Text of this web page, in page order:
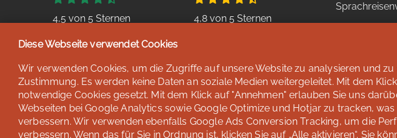
4,5 von 5 Sternen
Bewertungen
4,8 von 5 Sternen
Zeitung
Mehr
Diese Webseite verwendet Cookies
Wir verwenden Cookies, um die Zugriffe auf unsere Website zu analysieren und
Zustimmung. Es werden keine Daten an soziale Medien weitergeleitet. Mit dem
notwendige Cookies gesetzt. Mit dem Klick auf "Annehmen" erlauben Sie uns
Webseiten bei Google Analytics sowie Google Optimize und Hotjar zu tracken,
verbessern. Wir verwenden ebenfalls Google Ads Conversion Tracking, um die
verbessern. Wenn das für Sie in Ordnung ist, klicken Sie auf „Alle aktivieren“. Sie